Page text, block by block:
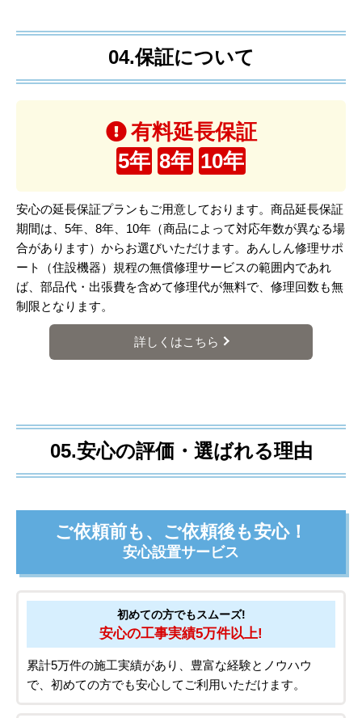
04.保証について
有料延長保証
5年 8年 10年
安心の延長保証プランもご用意しております。商品延長保証
期間は、5年、8年、10年（商品によって対応年数が異なる場
合があります）からお選びいただけます。あんしん修理サポ
ート（住設機器）規程の無償修理サービスの範囲内であれ
ば、部品代・出張費を含めて修理代が無料で、修理回数も無
制限となります。
詳しくはこちら
05.安心の評価・選ばれる理由
ご依頼前も、ご依頼後も安心！
安心設置サービス
初めての方でもスムーズ!
安心の工事実績5万件以上!
累計5万件の施工実績があり、豊富な経験とノウハウ
で、初めての方でも安心してご利用いただけます。